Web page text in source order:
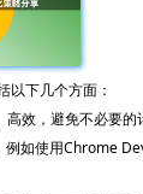
以下几个方面：
高效，避免不必要的
例如使用Chrome